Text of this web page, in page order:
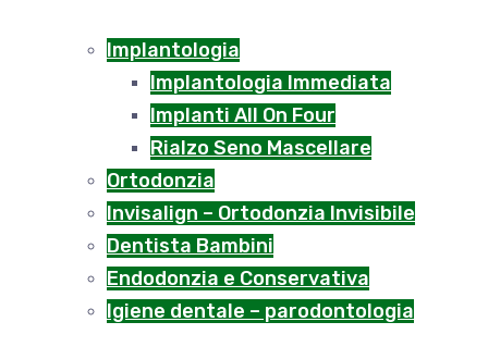
Implantologia
Implantologia Immediata
Implanti All On Four
Rialzo Seno Mascellare
Ortodonzia
Invisalign – Ortodonzia Invisibile
Dentista Bambini
Endodonzia e Conservativa
Igiene dentale – parodontologia